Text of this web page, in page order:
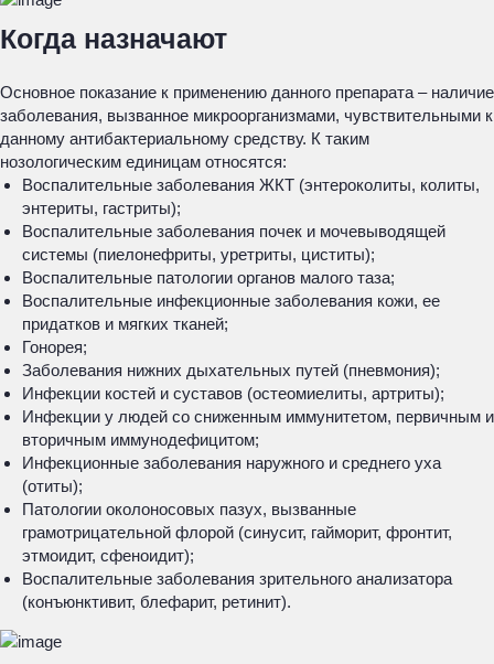
Когда назначают
Основное показание к применению данного препарата – наличие
заболевания, вызванное микроорганизмами, чувствительными к
данному антибактериальному средству. К таким
нозологическим единицам относятся:
Воспалительные заболевания ЖКТ (энтероколиты, колиты,
энтериты, гастриты);
Воспалительные заболевания почек и мочевыводящей
системы (пиелонефриты, уретриты, циститы);
Воспалительные патологии органов малого таза;
Воспалительные инфекционные заболевания кожи, ее
придатков и мягких тканей;
Гонорея;
Заболевания нижних дыхательных путей (пневмония);
Инфекции костей и суставов (остеомиелиты, артриты);
Инфекции у людей со сниженным иммунитетом, первичным и
вторичным иммунодефицитом;
Инфекционные заболевания наружного и среднего уха
(отиты);
Патологии околоносовых пазух, вызванные
грамотрицательной флорой (синусит, гайморит, фронтит,
этмоидит, сфеноидит);
Воспалительные заболевания зрительного анализатора
(конъюнктивит, блефарит, ретинит).